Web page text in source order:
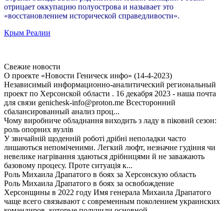
отрицает оккупацию полуострова и называет это
«восстановлением исторической справедливости».
Крым Реалии
Свежие новости
О проекте «Новости Геническ инфо» (14-4-2023)
Независимый информационно-аналитический региональный
проект по Херсонской области . 16 декабря 2023 - наша почта
для связи genichesk-info@proton.me Всесторонний
сбалансированный анализ проц...
Чому виробниче обладнання виходить з ладу в піковий сезон:
роль опорних вузлів
У звичайній щоденній роботі дрібні неполадки часто
лишаються непоміченими. Легкий люфт, незначне гудіння чи
невелике нагрівання здаються дрібницями й не заважають
базовому процесу. Проте ситуація к...
Роль Михаила Драпатого в боях за Херсонскую область
Роль Михаила Драпатого в боях за освобождение
Херсонщины в 2022 году Имя генерала Михаила Драпатого
чаще всего связывают с современным поколением украинских